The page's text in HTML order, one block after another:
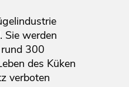
Sie werden
300
des Küken
verboten